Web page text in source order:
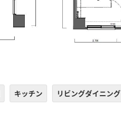
キッチン リビングダイニング